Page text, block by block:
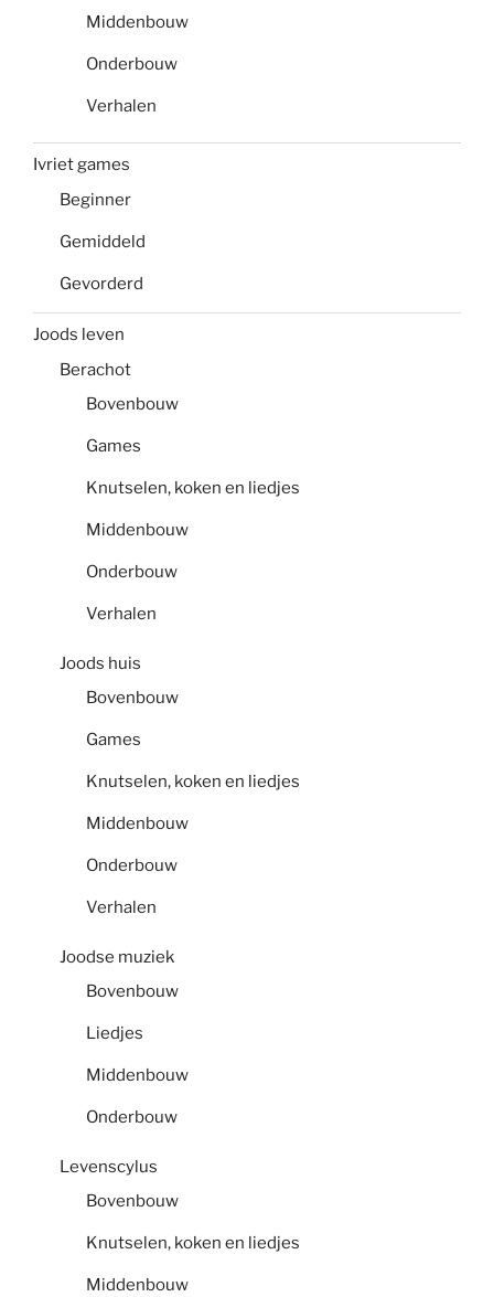
Middenbouw
Onderbouw
Verhalen
Ivriet games
Beginner
Gemiddeld
Gevorderd
Joods leven
Berachot
Bovenbouw
Games
Knutselen, koken en liedjes
Middenbouw
Onderbouw
Verhalen
Joods huis
Bovenbouw
Games
Knutselen, koken en liedjes
Middenbouw
Onderbouw
Verhalen
Joodse muziek
Bovenbouw
Liedjes
Middenbouw
Onderbouw
Levenscylus
Bovenbouw
Knutselen, koken en liedjes
Middenbouw